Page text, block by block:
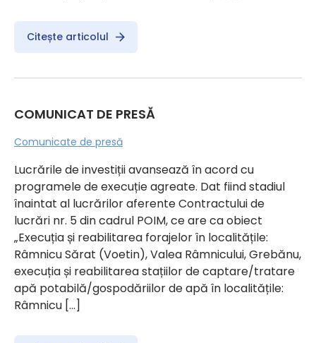
Citește articolul
COMUNICAT DE PRESĂ
Comunicate de presă
Lucrările de investiții avansează în acord cu
programele de execuție agreate. Dat fiind stadiul
înaintat al lucrărilor aferente Contractului de
lucrări nr. 5 din cadrul POIM, ce are ca obiect
„Execuția și reabilitarea forajelor în localitățile:
Râmnicu Sărat (Voetin), Valea Râmnicului, Grebănu,
execuția și reabilitarea stațiilor de captare/tratare
apă potabilă/gospodăriilor de apă în localitățile:
Râmnicu […]